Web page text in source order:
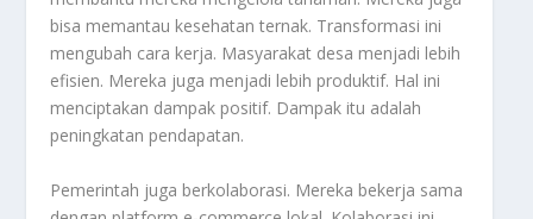
bisa memantau kesehatan ternak. Transformasi ini
mengubah cara kerja. Masyarakat desa menjadi lebih
efisien. Mereka juga menjadi lebih produktif. Hal ini
menciptakan dampak positif. Dampak itu adalah
peningkatan pendapatan.
Pemerintah juga berkolaborasi. Mereka bekerja sama